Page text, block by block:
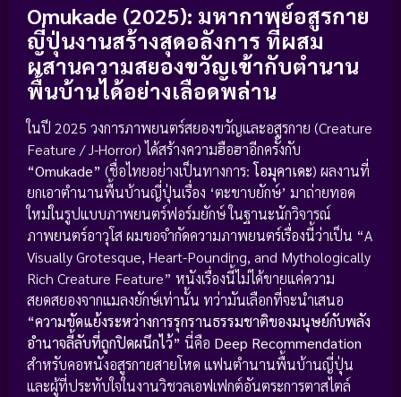
Omukade (2025): มหากาพย์อสูรกาย
ญี่ปุ่นงานสร้างสุดอลังการ ที่ผสม
ผสานความสยองขวัญเข้ากับตำนาน
พื้นบ้านได้อย่างเลือดพล่าน
ในปี 2025 วงการภาพยนตร์สยองขวัญและอสูรกาย (Creature
Feature / J-Horror) ได้สร้างความฮือฮาอีกครั้งกับ
“Omukade” (ชื่อไทยอย่างเป็นทางการ: โอมุคาเดะ) ผลงานที่
ยกเอาตำนานพื้นบ้านญี่ปุ่นเรื่อง ‘ตะขาบยักษ์’ มาถ่ายทอด
ใหม่ในรูปแบบภาพยนตร์ฟอร์มยักษ์ ในฐานะนักวิจารณ์
ภาพยนตร์อาวุโส ผมขอจำกัดความภาพยนตร์เรื่องนี้ว่าเป็น “A
Visually Grotesque, Heart-Pounding, and Mythologically
Rich Creature Feature” หนังเรื่องนี้ไม่ได้ขายแค่ความ
สยดสยองจากแมลงยักษ์เท่านั้น ทว่ามันเลือกที่จะนำเสนอ
“ความขัดแย้งระหว่างการรุกรานธรรมชาติของมนุษย์กับพลัง
อำนาจลี้ลับที่ถูกปิดผนึกไว้” นี่คือ Deep Recommendation
สำหรับคอหนังอสูรกายสายโหด แฟนตำนานพื้นบ้านญี่ปุ่น
และผู้ที่ประทับใจในงานวิชวลเอฟเฟกต์อันตระการตาสไตล์